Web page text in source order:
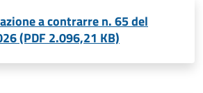
a contrarre n. 65 del
(PDF 2.096,21 KB)